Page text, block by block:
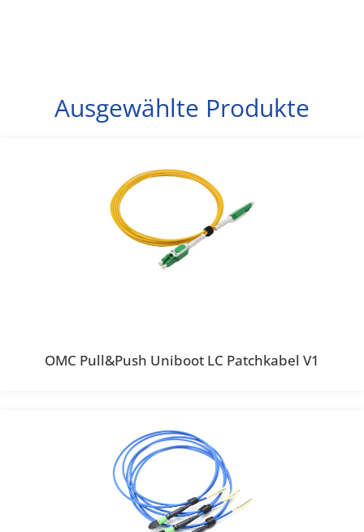
Ausgewählte Produkte
OMC Pull&Push Uniboot LC Patchkabel V1